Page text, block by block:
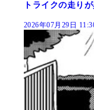
トライクの走り
2026年07月29日